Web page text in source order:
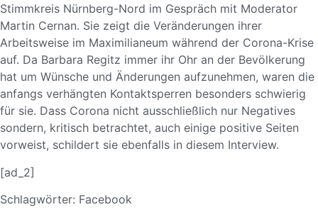
Stimmkreis Nürnberg-Nord im Gespräch mit Moderator
Martin Cernan. Sie zeigt die Veränderungen ihrer
Arbeitsweise im Maximilianeum während der Corona-Krise
auf. Da Barbara Regitz immer ihr Ohr an der Bevölkerung
hat um Wünsche und Änderungen aufzunehmen, waren die
anfangs verhängten Kontaktsperren besonders schwierig
für sie. Dass Corona nicht ausschließlich nur Negatives
sondern, kritisch betrachtet, auch einige positive Seiten
vorweist, schildert sie ebenfalls in diesem Interview.
[ad_2]
Schlagwörter: Facebook